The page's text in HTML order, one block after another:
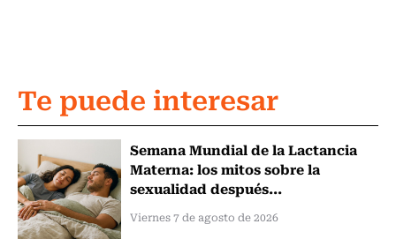
Te puede interesar
Semana Mundial de la Lactancia
Materna: los mitos sobre la
sexualidad después...
Viernes 7 de agosto de 2026